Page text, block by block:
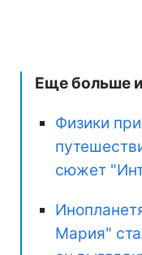
Еще больше
Физики
сюжет
Мария"